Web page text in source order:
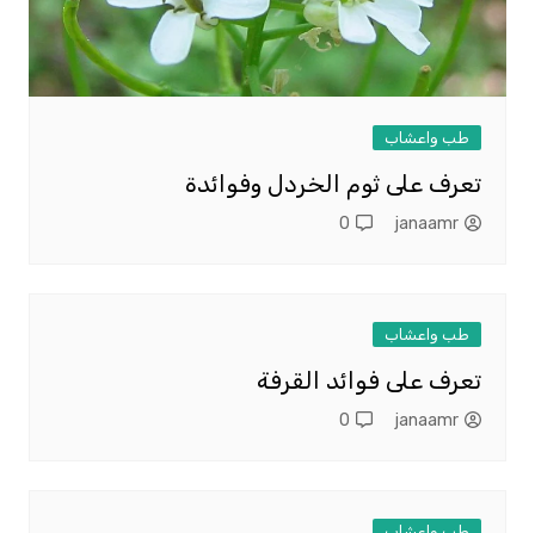
طب واعشاب
تعرف على ثوم الخردل وفوائدة
janaamr
0
طب واعشاب
تعرف على فوائد القرفة
janaamr
0